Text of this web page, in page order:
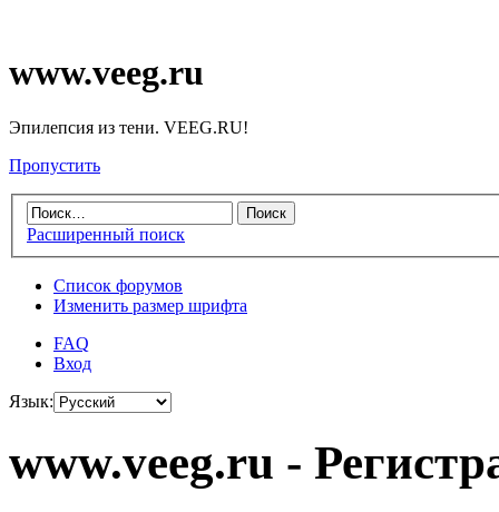
www.veeg.ru
Эпилепсия из тени. VEEG.RU!
Пропустить
Расширенный поиск
Список форумов
Изменить размер шрифта
FAQ
Вход
Язык:
www.veeg.ru -